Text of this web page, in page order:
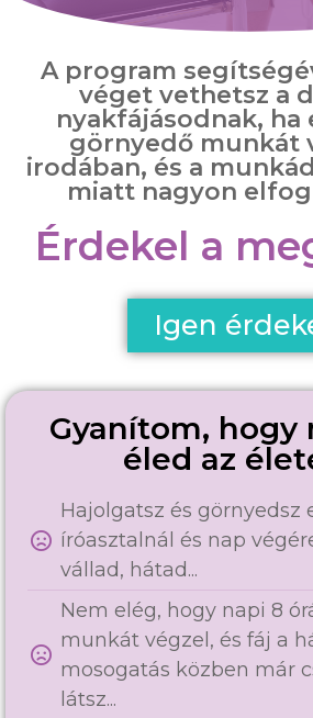
A program
véget vethetsz a
nyakfájásodnak, ha
görnyedő munkát
irodában, és a
miatt nagyon
Érdekel a
Igen
Gyanítom, hogy
éled az
Hajolgatsz és görnyedsz
íróasztalnál és nap
vállad, hátad...
Nem elég, hogy napi 8
munkát végzel, és fáj a
mosogatás közben már
látsz...